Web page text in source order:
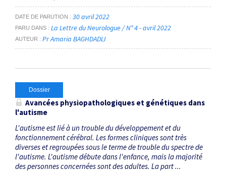
DATE DE PARUTION 30 avril 2022
PARU DANS La Lettre du Neurologue / N° 4 - avril 2022
AUTEUR Pr Amaria BAGHDADLI
Dossier
Avancées physiopathologiques et génétiques dans
l'autisme
L'autisme est lié à un trouble du développement et du
fonctionnement cérébral. Les formes cliniques sont très
diverses et regroupées sous le terme de trouble du spectre de
l'autisme. L'autisme débute dans l'enfance, mais la majorité
des personnes concernées sont des adultes. La part ...